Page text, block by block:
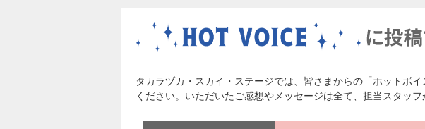
タカラヅカ・スカイ・ステージでは、皆さまからの「ホットボ
ください。いただいたご感想やメッセージは全て、担当スタッ